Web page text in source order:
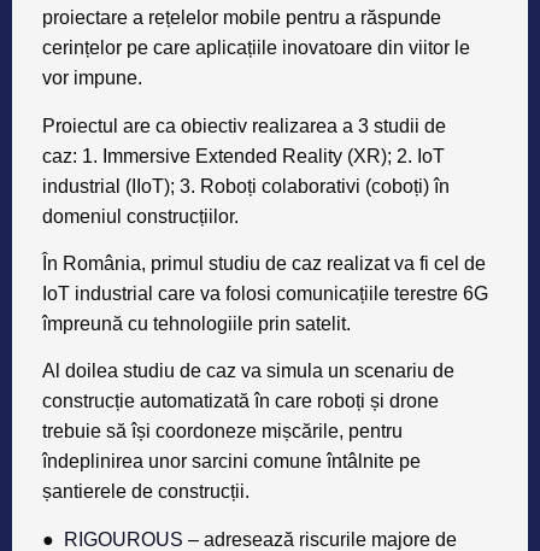
proiectare a rețelelor mobile pentru a răspunde
cerințelor pe care aplicațiile inovatoare din viitor le
vor impune.
Proiectul are ca obiectiv realizarea a 3 studii de
caz: 1. Immersive Extended Reality (XR); 2. IoT
industrial (IIoT); 3. Roboți colaborativi (coboți) în
domeniul construcțiilor.
În România, primul studiu de caz realizat va fi cel de
IoT industrial care va folosi comunicațiile terestre 6G
împreună cu tehnologiile prin satelit.
Al doilea studiu de caz va simula un scenariu de
construcție automatizată în care roboți și drone
trebuie să își coordoneze mișcările, pentru
îndeplinirea unor sarcini comune întâlnite pe
șantierele de construcții.
● RIGOUROUS – adresează riscurile majore de